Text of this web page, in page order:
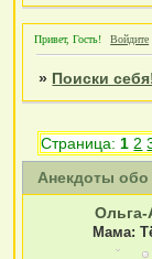
Привет, Гость! Войдите
» Поиски
Анекдоты обо
Страница: 1 2
Ольга-
Мама: